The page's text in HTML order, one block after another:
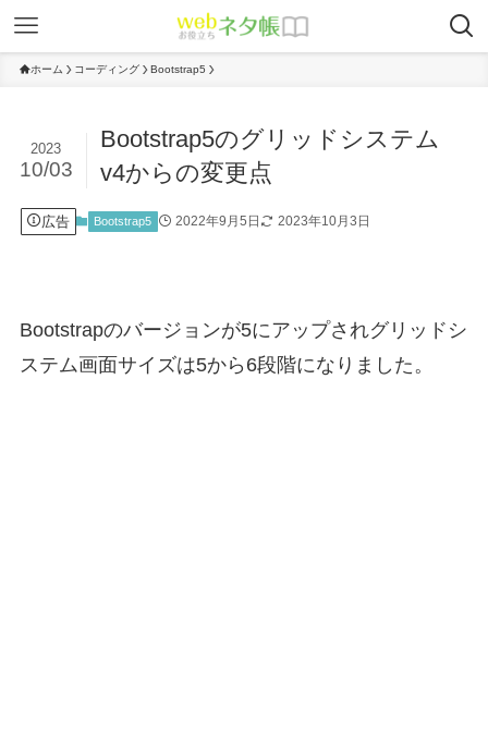
ホーム コーディング Bootstrap5
Bootstrap5のグリッドシステム
v4からの変更点
2023
10/03
広告 Bootstrap5 2022年9月5日 2023年10月3日
Bootstrapのバージョンが5にアップされグリッドシ
ステム画面サイズは5から6段階になりました。